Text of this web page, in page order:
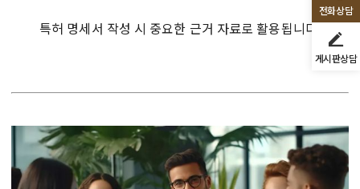
전화상담
게시판상담
특허 명세서 작성 시 중요한 근거 자료로 활용됩니다.